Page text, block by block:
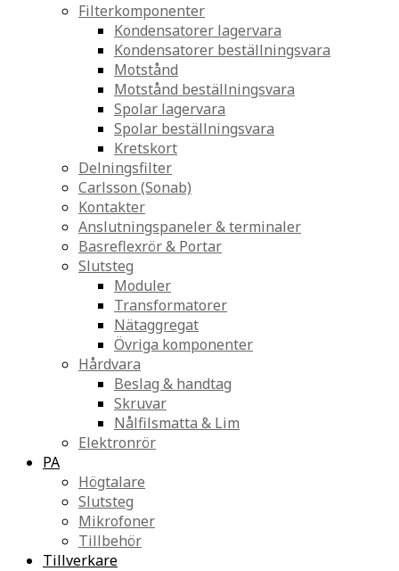
Filterkomponenter
Kondensatorer lagervara
Kondensatorer beställningsvara
Motstånd
Motstånd beställningsvara
Spolar lagervara
Spolar beställningsvara
Kretskort
Delningsfilter
Carlsson (Sonab)
Kontakter
Anslutningspaneler & terminaler
Basreflexrör & Portar
Slutsteg
Moduler
Transformatorer
Nätaggregat
Övriga komponenter
Hårdvara
Beslag & handtag
Skruvar
Nålfilsmatta & Lim
Elektronrör
PA
Högtalare
Slutsteg
Mikrofoner
Tillbehör
Tillverkare